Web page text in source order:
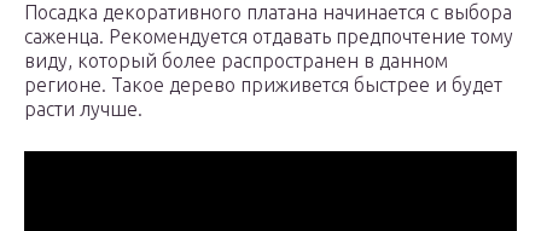
Посадка декоративного платана начинается с выбора
саженца. Рекомендуется отдавать предпочтение тому
виду, который более распространен в данном
регионе. Такое дерево приживется быстрее и будет
расти лучше.